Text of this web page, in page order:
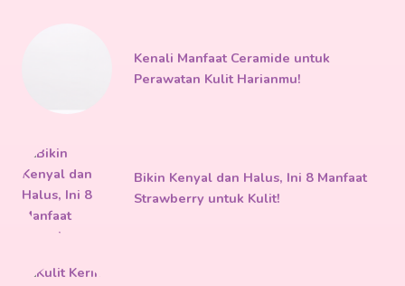
Kenali Manfaat Ceramide untuk
Perawatan Kulit Harianmu!
Bikin Kenyal dan Halus, Ini 8 Manfaat
Strawberry untuk Kulit!